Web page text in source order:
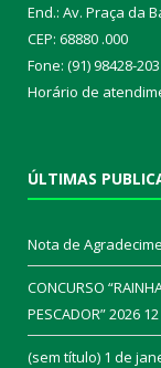
End.: Av. Praça da
CEP: 68880 .000
Fone: (91) 98428-
Horário de
ÚLTIMAS
Nota de
CONCURSO
PESCADOR” 2026
(sem título) 1 de